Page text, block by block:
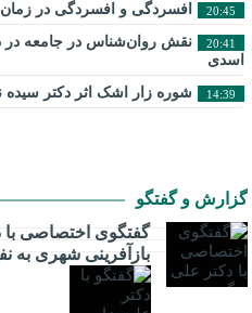
20:45 افسردگی و افسردگی در
20:41
نقش روان‌شناس در جامعه در
اسدی
14:39 شوره زار اشک اثر دکتر
گزارش و گفتگو
گفتگوی اختصاصی با
بازآفرینی شهری به